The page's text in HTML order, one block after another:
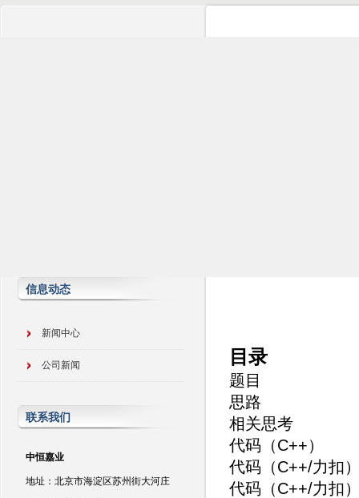
信息动态
新闻中心
公司新闻
联系我们
中恒嘉业
地址：北京市海淀区苏州街大河庄
目录
题目
思路
相关思考
代码（C++）
代码（C++/力扣
代码（C++/力扣